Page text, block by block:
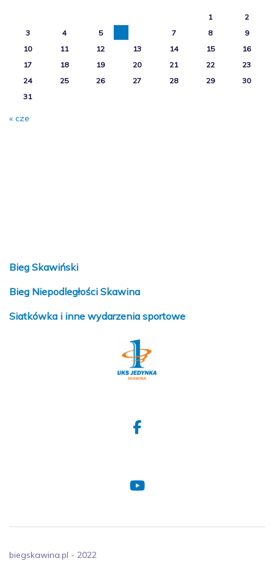
1
2
3
4 5 7 8
9
10
11 12 13 14 15
16
17
18 19 20 21 22
23
24
25 26 27 28 29
30
31
« cze
Bieg Skawiński
Bieg Niepodległości Skawina
Siatkówka i inne wydarzenia sportowe
biegskawina.pl - 2022